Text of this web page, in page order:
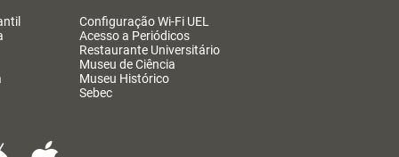
Configuração Wi-Fi UEL
Acesso a Periódicos
Restaurante Universitário
Museu de Ciência
Museu Histórico
Sebec